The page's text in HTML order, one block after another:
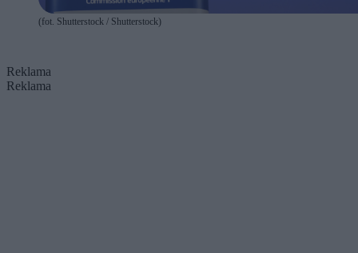
(fot. Shutterstock / Shutterstock)
Reklama
Reklama